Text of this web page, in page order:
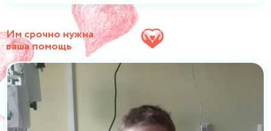
Им срочно нужна
ваша помощь